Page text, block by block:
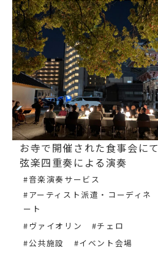
お寺で開催された食事会にて
弦楽四重奏による演奏
#音楽演奏サービス
#アーティスト派遣・コーディネ
ート
#ヴァイオリン
#チェロ
#公共施設
#イベント会場